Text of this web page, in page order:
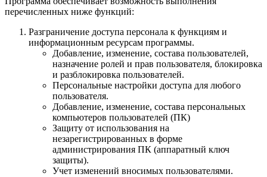
перечисленных ниже функций:
Разграничение доступа персонала к функциям и
информационным ресурсам программы.
Добавление, изменение, состава пользователей,
назначение ролей и прав пользователя, блокировка
и разблокировка пользователей.
Персональные настройки доступа для любого
пользователя.
Добавление, изменение, состава персональных
компьютеров пользователей (ПК)
Защиту от использования на
незарегистрированных в форме
администрирования ПК (аппаратный ключ
защиты).
Учет изменений вносимых пользователями.